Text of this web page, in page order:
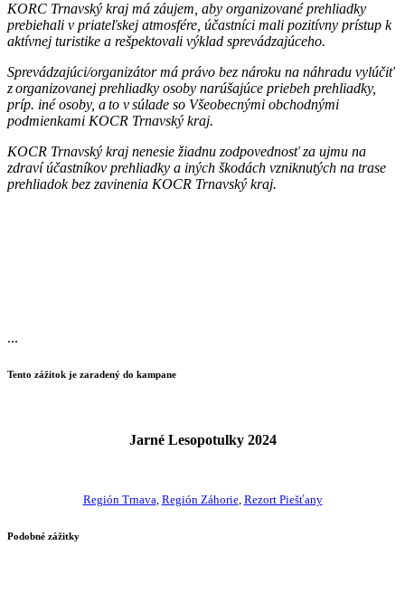
KORC Trnavský kraj má záujem, aby organizované prehliadky
prebiehali v priateľskej atmosfére, účastníci mali pozitívny prístup k
aktívnej turistike a rešpektovali výklad sprevádzajúceho.
Sprevádzajúci/organizátor má právo bez nároku na náhradu vylúčiť
z organizovanej prehliadky osoby narúšajúce priebeh prehliadky,
príp. iné osoby, a to v súlade so Všeobecnými obchodnými
podmienkami KOCR Trnavský kraj.
KOCR Trnavský kraj nenesie žiadnu zodpovednosť za ujmu na
zdraví účastníkov prehliadky a iných škodách vzniknutých na trase
prehliadok bez zavinenia KOCR Trnavský kraj.
...
Tento zážitok je zaradený do kampane
Jarné Lesopotulky 2024
Región Trnava Región Záhorie, Rezort Piešťany
Podobné zážitky